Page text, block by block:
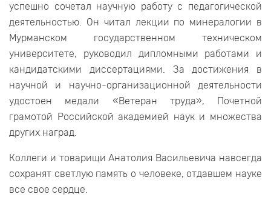
успешно сочетал научную работу с педагогической
деятельностью. Он читал лекции по минералогии в
Мурманском государственном техническом
университете, руководил дипломными работами и
кандидатскими диссертациями. За достижения в
научной и научно-организационной деятельности
удостоен медали «Ветеран труда», Почетной
грамотой Российской академией наук и множества
других наград.
Коллеги и товарищи Анатолия Васильевича навсегда
сохранят светлую память о человеке, отдавшем науке
все свое сердце.